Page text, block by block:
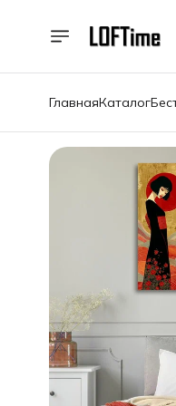
ГлавнаяКаталог